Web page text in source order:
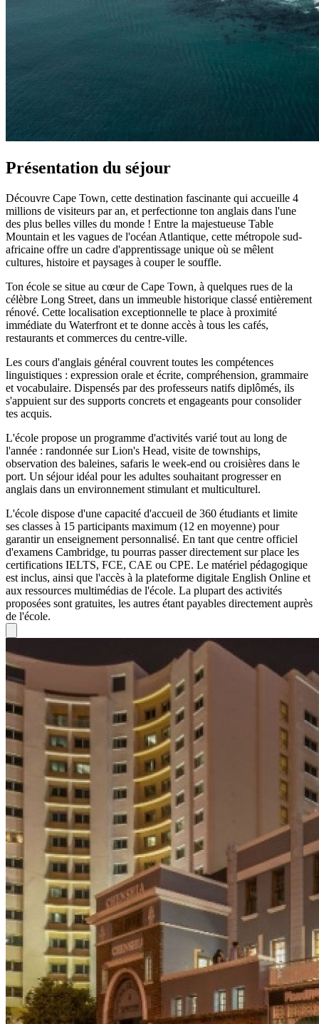
Présentation du séjour
Découvre Cape Town, cette destination fascinante qui accueille 4
millions de visiteurs par an, et perfectionne ton anglais dans l'une
des plus belles villes du monde ! Entre la majestueuse Table
Mountain et les vagues de l'océan Atlantique, cette métropole sud-
africaine offre un cadre d'apprentissage unique où se mêlent
cultures, histoire et paysages à couper le souffle.
Ton école se situe au cœur de Cape Town, à quelques rues de la
célèbre Long Street, dans un immeuble historique classé entièrement
rénové. Cette localisation exceptionnelle te place à proximité
immédiate du Waterfront et te donne accès à tous les cafés,
restaurants et commerces du centre-ville.
Les cours d'anglais général couvrent toutes les compétences
linguistiques : expression orale et écrite, compréhension, grammaire
et vocabulaire. Dispensés par des professeurs natifs diplômés, ils
s'appuient sur des supports concrets et engageants pour consolider
tes acquis.
L'école propose un programme d'activités varié tout au long de
l'année : randonnée sur Lion's Head, visite de townships,
observation des baleines, safaris le week-end ou croisières dans le
port. Un séjour idéal pour les adultes souhaitant progresser en
anglais dans un environnement stimulant et multiculturel.
L'école dispose d'une capacité d'accueil de 360 étudiants et limite
ses classes à 15 participants maximum (12 en moyenne) pour
garantir un enseignement personnalisé. En tant que centre officiel
d'examens Cambridge, tu pourras passer directement sur place les
certifications IELTS, FCE, CAE ou CPE. Le matériel pédagogique
est inclus, ainsi que l'accès à la plateforme digitale English Online et
aux ressources multimédias de l'école. La plupart des activités
proposées sont gratuites, les autres étant payables directement auprès
de l'école.